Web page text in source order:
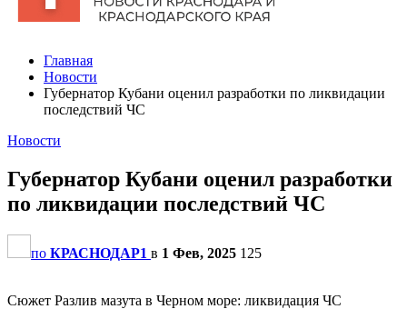
Главная
Новости
Губернатор Кубани оценил разработки по ликвидации
последствий ЧС
Новости
Губернатор Кубани оценил разработки
по ликвидации последствий ЧС
по КРАСНОДАР1 в 1 Фев, 2025 125
Сюжет Разлив мазута в Черном море: ликвидация ЧС